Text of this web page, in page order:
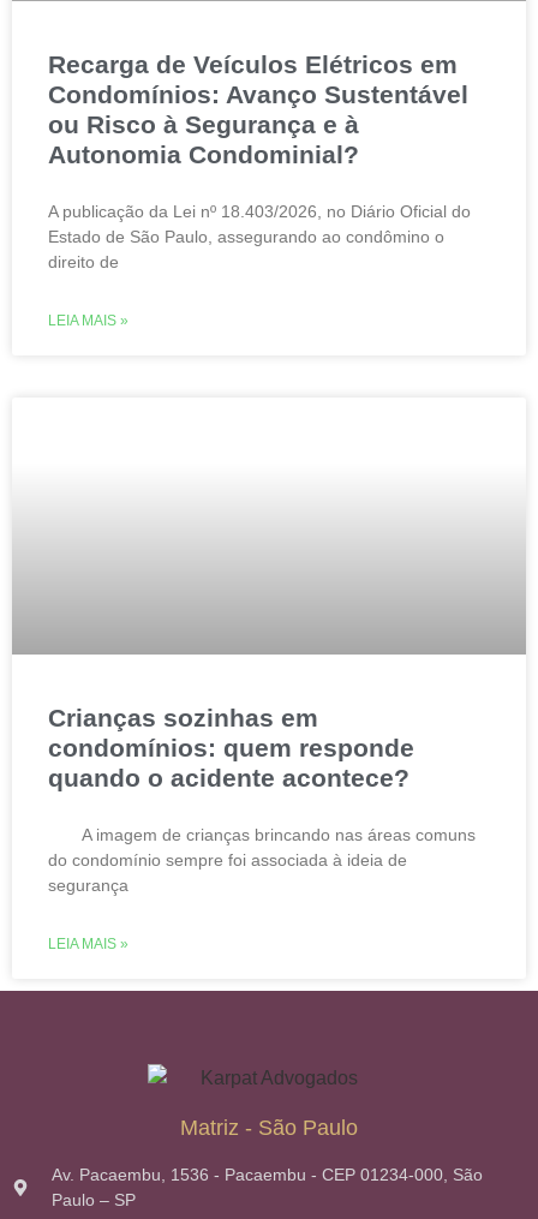
Recarga de Veículos Elétricos em
Condomínios: Avanço Sustentável
ou Risco à Segurança e à
Autonomia Condominial?
A publicação da Lei nº 18.403/2026, no Diário Oficial do
Estado de São Paulo, assegurando ao condômino o
direito de
LEIA MAIS »
Crianças sozinhas em
condomínios: quem responde
quando o acidente acontece?
A imagem de crianças brincando nas áreas comuns
do condomínio sempre foi associada à ideia de
segurança
LEIA MAIS »
Matriz - São Paulo
Av. Pacaembu, 1536 - Pacaembu - CEP 01234-000, São
Paulo – SP